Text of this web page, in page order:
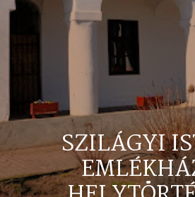
SZILÁGYI